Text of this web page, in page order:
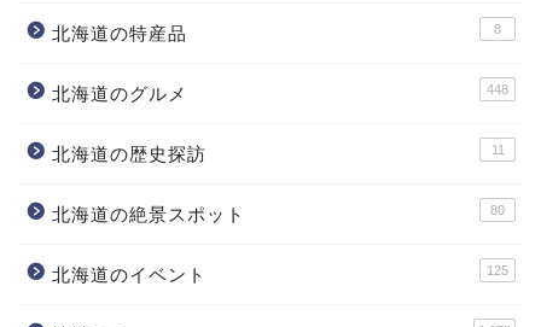
北海道の特産品 8
北海道のグルメ 448
北海道の歴史探訪 11
北海道の絶景スポット 80
北海道のイベント 125